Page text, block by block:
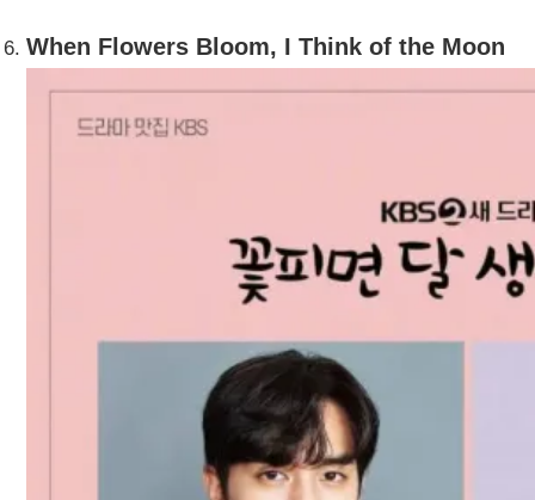
When Flowers Bloom, I Think of the Moon